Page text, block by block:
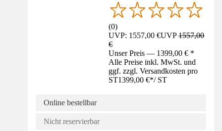
(0)
UVP: 1557,00 €UVP1557,00
€
Unser Preis — 1399,00 € *
Alle Preise inkl. MwSt. und
ggf. zzgl. Versandkosten pro
ST1399,00 €*/ ST
Online bestellbar
Nicht reservierbar